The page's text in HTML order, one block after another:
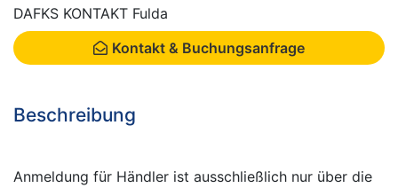
DAFKS KONTAKT Fulda
Kontakt & Buchungsanfrage
Beschreibung
Anmeldung für Händler ist ausschließlich nur über die